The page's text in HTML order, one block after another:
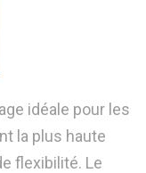
idéale pour les
la plus haute
flexibilité. Le